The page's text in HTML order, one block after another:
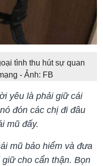
tình thu hút sự quan
- Ảnh: FB
yêu là phải giữ cái
đón các chị đi đâu
mũ đấy.
mũ bảo hiểm và đưa
cho cẩn thận. Bọn